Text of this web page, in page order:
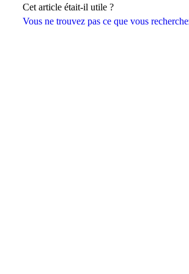
Vous ne trouvez pas ce que vous
Cet article était-il utile ?